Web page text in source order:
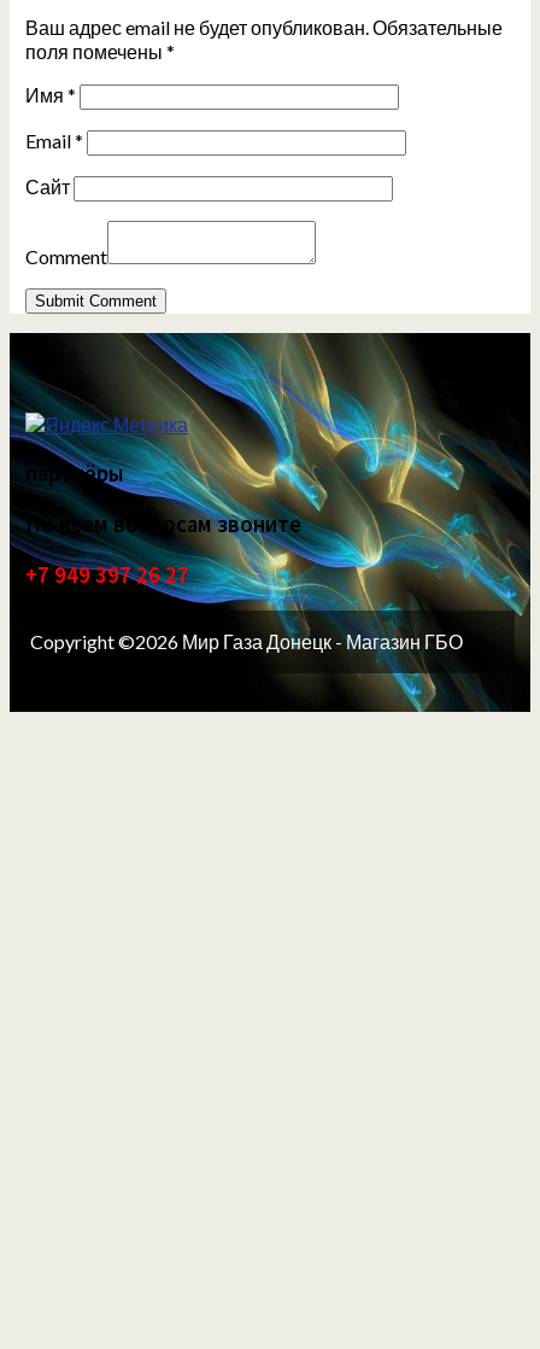
Ваш адрес email не будет опубликован.Обязательные
поля помечены *
Имя *
Email*
Сайт
Comment
партнёры
По всем вопросам звоните
+7 949 397 26 27
Copyright ©2026 Мир Газа Донецк - Магазин ГБО